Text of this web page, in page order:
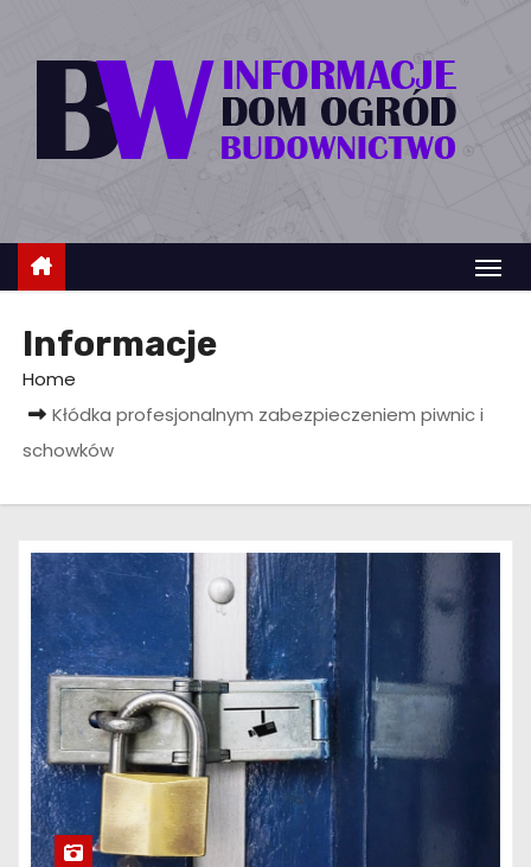
o
Informacje
Home
Kłódka profesjonalnym zabezpieczeniem piwnic i
schowków